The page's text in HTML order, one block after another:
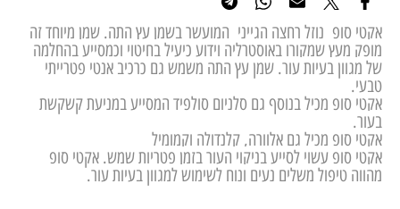
אקטי סופ נוזל רחצה הגייני המועשר בשמן עץ התה. שמן מיוחד זה
מופק מעץ שמקורו באוסטרליה וידוע כיעיל בחיטוי וכמסייע בהחלמה
של מגוון בעיות עור. שמן עץ התה משמש גם כרכיב אנטי פטרייתי
טבעי.
אקטי סופ מכיל בנוסף גם סלניום סולפיד המסייע במניעת קשקשת
בעור.
אקטי סופ מכיל גם אלוורה, קלנדולה וקמומיל
אקטי סופ עשוי לסייע בניקוי העור בזמן פטריות שמש. אקטי סופ
מהווה טיפול משלים נעים ונוח לשימוש למגוון בעיות עור.